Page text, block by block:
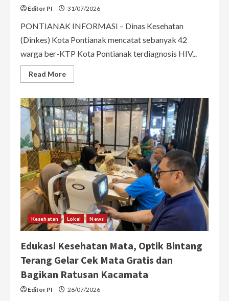
Editor PI 31/07/2026
PONTIANAK INFORMASI – Dinas Kesehatan
(Dinkes) Kota Pontianak mencatat sebanyak 42
warga ber-KTP Kota Pontianak terdiagnosis HIV...
Read MoreRead
more
Warga
Pontianak
Positif
HIV
hingga
Juni
2026,
Mayoritas
Usia
Produktif
dan
Gay
Kesehatan Lokal News
Edukasi Kesehatan Mata, Optik Bintang
Terang Gelar Cek Mata Gratis dan
Bagikan Ratusan Kacamata
Editor PI 26/07/2026